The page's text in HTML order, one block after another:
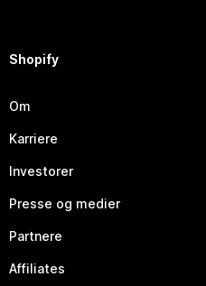
Shopify
Om
Karriere
Investorer
Presse og medier
Partnere
Affiliates